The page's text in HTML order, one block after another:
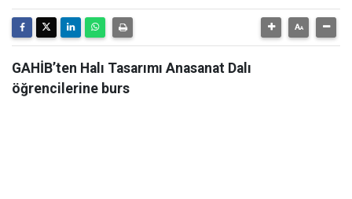
GAHİB’ten Halı Tasarımı Anasanat Dalı
öğrencilerine burs